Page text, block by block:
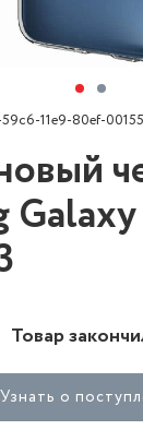
11e9-80ef-
Товар
Узнать о